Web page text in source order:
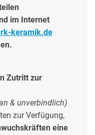
im Internet
keramik.de
Zutritt zur
& unverbindlich)
zur Verfügung,
eine